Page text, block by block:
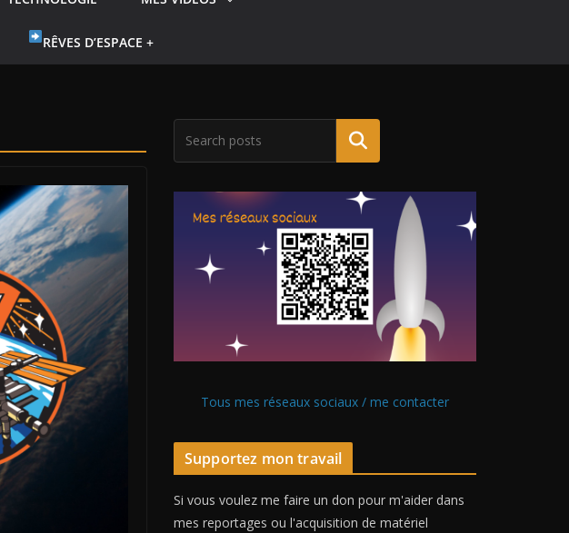
RÊVES D’ESPACE +
Tous mes réseaux sociaux / me contacter
Supportez mon travail
Si vous voulez me faire un don pour m'aider dans
mes reportages ou l'acquisition de matériel